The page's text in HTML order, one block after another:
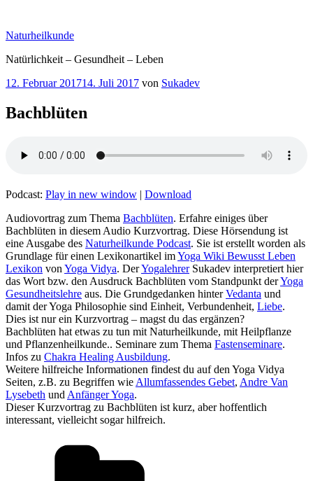
springen
Naturheilkunde
Natürlichkeit – Gesundheit – Leben
Veröffentlicht
12. Februar 201714. Juli 2017 von Sukadev
Bachblüten
Podcast: Play in new window | Download
Audiovortrag zum Thema Bachblüten. Erfahre einiges über
Bachblüten in diesem Audio Kurzvortrag. Diese Hörsendung ist
eine Ausgabe des Naturheilkunde Podcast. Sie ist erstellt worden als
Grundlage für einen Lexikonartikel imYoga Wiki Bewusst Leben
Lexikon von Yoga Vidya. DerYogalehrerSukadev interpretiert hier
das Wort bzw. den Ausdruck Bachblüten vom Standpunkt derYoga
Gesundheitslehre aus. Die Grundgedanken hinterVedanta und
damit der Yoga Philosophie sind Einheit, Verbundenheit, Liebe.
Dies ist nur ein Kurzvortrag – magst du das ergänzen?
Bachblüten hat etwas zu tun mit Naturheilkunde, mit Heilpflanze
und Pflanzenheilkunde.. Seminare zum Thema Fastenseminare.
Infos zu Chakra Healing Ausbildung.
Weitere hilfreiche Informationen findest du auf den Yoga Vidya
Seiten, z.B. zu Begriffen wie Allumfassendes Gebet, Andre Van
Lysebeth und Anfänger Yoga.
Dieser Kurzvortrag zu Bachblüten ist kurz, aber hoffentlich
interessant, vielleicht sogar hilfreich.